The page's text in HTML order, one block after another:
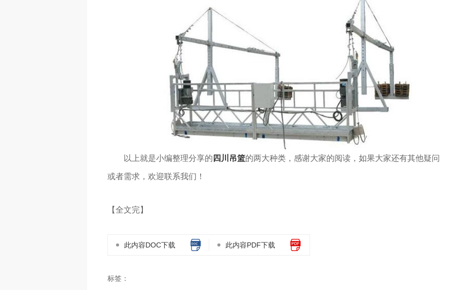
以上就是小编整理分享的 四川吊篮的两大种类，感谢大家的阅读，如果大家还有其他疑问
或者需求，欢迎联系我们！
【全文完】
此内容DOC下载 此内容PDF下载
标签：